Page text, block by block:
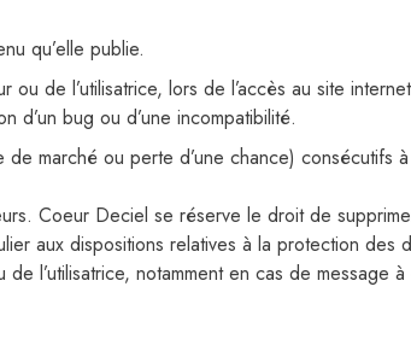
qu’elle publie.
de l’utilisatrice, lors de l’accès au site
d’un bug ou d’une incompatibilité.
marché ou perte d’une chance) consécutifs à
Coeur Deciel se réserve le droit de
aux dispositions relatives à la protection des
l’utilisatrice, notamment en cas de message